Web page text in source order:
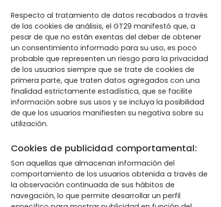
Respecto al tratamiento de datos recabados a través
de las cookies de análisis, el GT29 manifestó que, a
pesar de que no están exentas del deber de obtener
un consentimiento informado para su uso, es poco
probable que representen un riesgo para la privacidad
de los usuarios siempre que se trate de cookies de
primera parte, que traten datos agregados con una
finalidad estrictamente estadística, que se facilite
información sobre sus usos y se incluya la posibilidad
de que los usuarios manifiesten su negativa sobre su
utilización.
Cookies de publicidad comportamental:
Son aquellas que almacenan información del
comportamiento de los usuarios obtenida a través de
la observación continuada de sus hábitos de
navegación, lo que permite desarrollar un perfil